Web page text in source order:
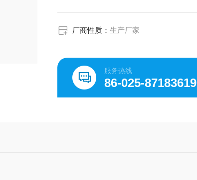
厂商性质：生产厂家
服务热线
86-025-87183619